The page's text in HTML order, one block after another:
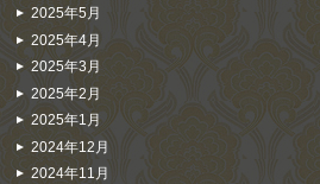
2025年5月
2025年4月
2025年3月
2025年2月
2025年1月
2024年12月
2024年11月